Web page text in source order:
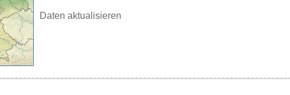
Daten aktualisieren